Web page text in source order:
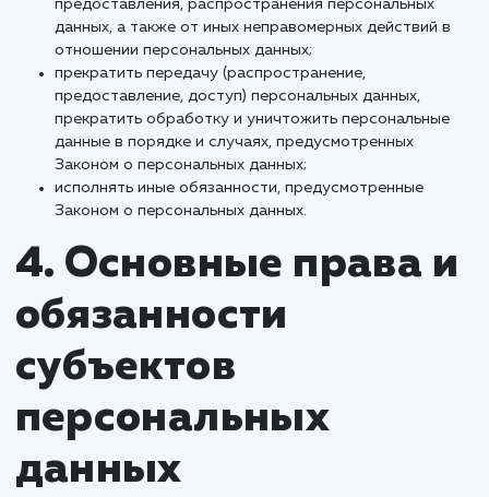
порядке, установленном действующим
законодательством РФ;
отвечать на обращения и запросы субъектов
персональных данных и их законных
соответствии с требованиями Закона о
сообщать в уполномоченный орган по защите
субъектов персональных данных по запросу
органа необходимую информацию в течение 30
публиковать или иным образом обеспечивать
неограниченный доступ к настоящей Политике в
отношении обработки персональных данных;
меры для защиты персональных данных от
уничтожения, изменения, блокирования,
предоставления, распространения персональных
данных, а также от иных неправомерных действий